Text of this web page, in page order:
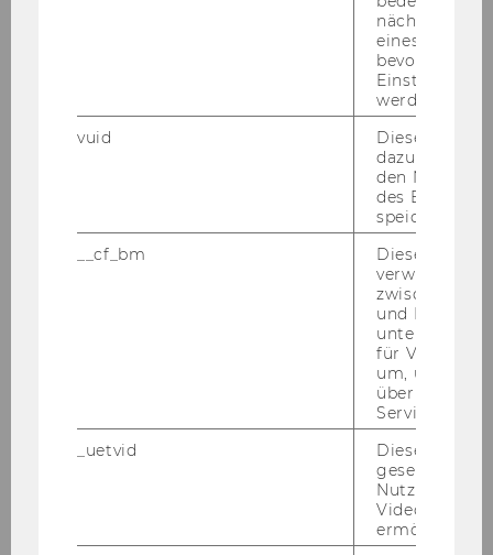
David Wim­mer, Uni­ver­si­ty of St. Gal­len
Salut! I had such a great time in Lau­
sanne, the French part of Switz­er­land. I
have cho­sen it be­cau­se I wan­ted to im­
nächsten
eines Vimeo-
bevorzugten
werden.
vuid
Dieser
dazu
den
des
speichern.
__cf_bm
Dieses
verwendet,
zwischen
und Bots zu
für Vimeo
um, um
über die
Service zu
_uetvid
Dieses
gesetzt, um
Nutzung des
Videoplayers
ermöglichen